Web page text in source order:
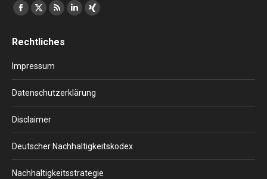
Finden Sie uns auf:
Facebook
opens
new
window
X
opens
new
window
RSS
opens
new
window
Linkedin
new
window
XING
new
window
Rechtliches
Impressum
Datenschutzerklärung
Disclaimer
Deutscher Nachhaltigkeitskodex
Nachhaltigkeitsstrategie